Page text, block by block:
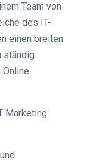
Team von
des IT-
einen breiten
ständig
Marketing